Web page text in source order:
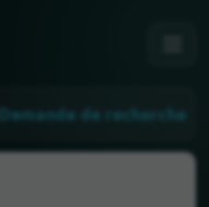
Demande de recherche